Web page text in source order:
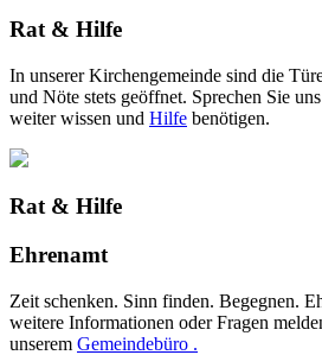
Rat & Hilfe
In unserer Kirchengemeinde sind die
und Nöte stets geöffnet. Sprechen Sie
weiter wissen und Hilfe benötigen.
Rat & Hilfe
Ehrenamt
Zeit schenken. Sinn finden. Begegnen.
weitere Informationen oder Fragen
unserem Gemeindebüro .